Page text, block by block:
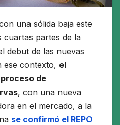
una sólida baja este
partes de la
debut de las nuevas
ese contexto, el
de
, con una nueva
en el mercado, a la
se confirmó el REPO